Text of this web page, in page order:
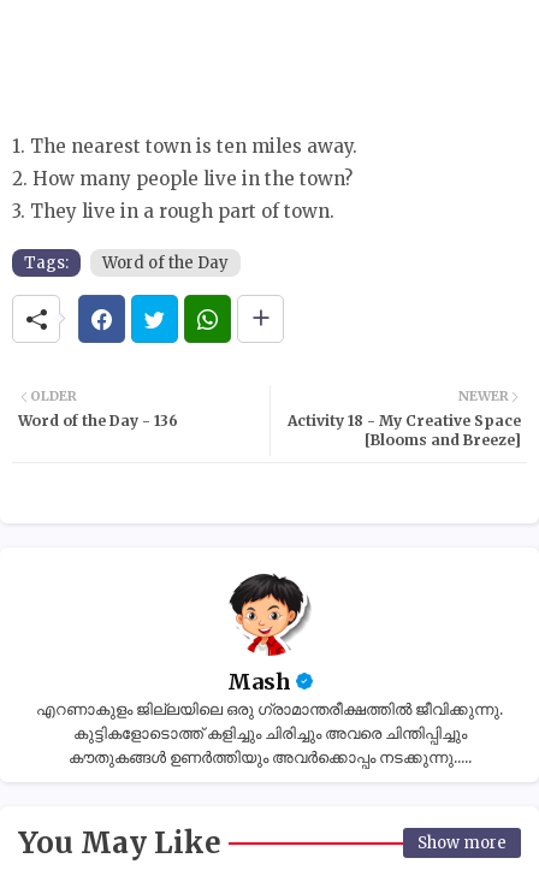
1. The nearest town is ten miles away.
2. How many people live in the town?
3. They live in a rough part of town.
Tags: Word of the Day
NEWER
Activity 18 - My Creative Space
[Blooms and Breeze]
OLDER
Word of the Day - 136
Mash
എറണാകുളം ജില്ലയിലെ ഒരു ഗ്രാമാന്തരീക്ഷത്തിൽ ജീവിക്കുന്നു.
കുട്ടികളോടൊത്ത് കളിച്ചും ചിരിച്ചും അവരെ ചിന്തിപ്പിച്ചും
കൗതുകങ്ങൾ ഉണർത്തിയും അവർക്കൊപ്പം നടക്കുന്നു.....
You May Like Show more